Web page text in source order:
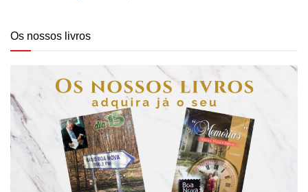
Os nossos livros